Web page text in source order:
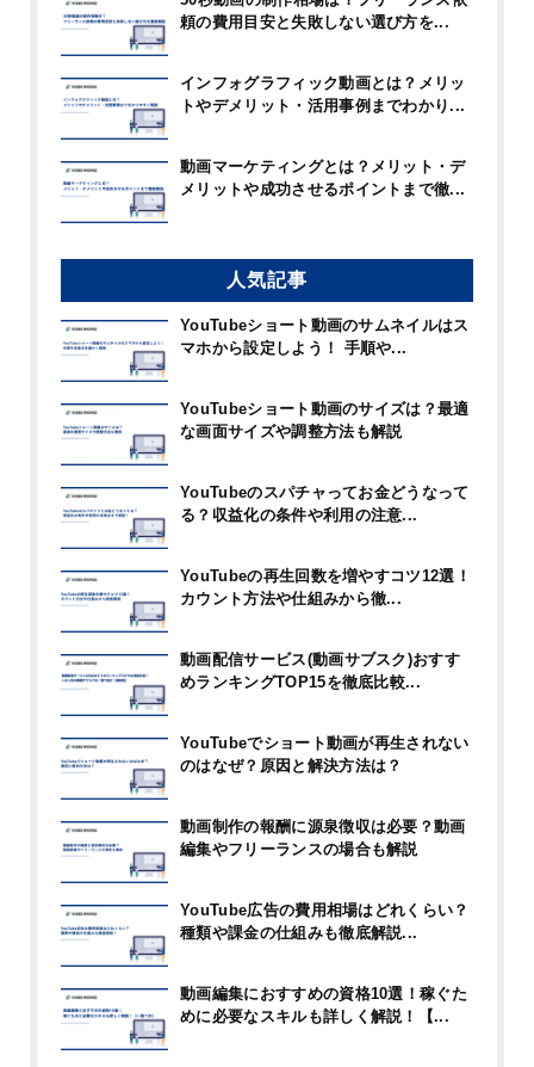
頼の費用目安と失敗しない選び方を...
インフォグラフィック動画とは？メリッ
トやデメリット・活用事例までわかり...
動画マーケティングとは？メリット・デ
メリットや成功させるポイントまで徹...
人気記事
YouTubeショート動画のサムネイルはス
マホから設定しよう！ 手順や...
YouTubeショート動画のサイズは？最適
な画面サイズや調整方法も解説
YouTubeのスパチャってお金どうなって
る？収益化の条件や利用の注意...
YouTubeの再生回数を増やすコツ12選！
カウント方法や仕組みから徹...
動画配信サービス(動画サブスク)おすす
めランキングTOP15を徹底比較...
YouTubeでショート動画が再生されない
のはなぜ？原因と解決方法は？
動画制作の報酬に源泉徴収は必要？動画
編集やフリーランスの場合も解説
YouTube広告の費用相場はどれくらい？
種類や課金の仕組みも徹底解説...
動画編集におすすめの資格10選！稼ぐた
めに必要なスキルも詳しく解説！【...